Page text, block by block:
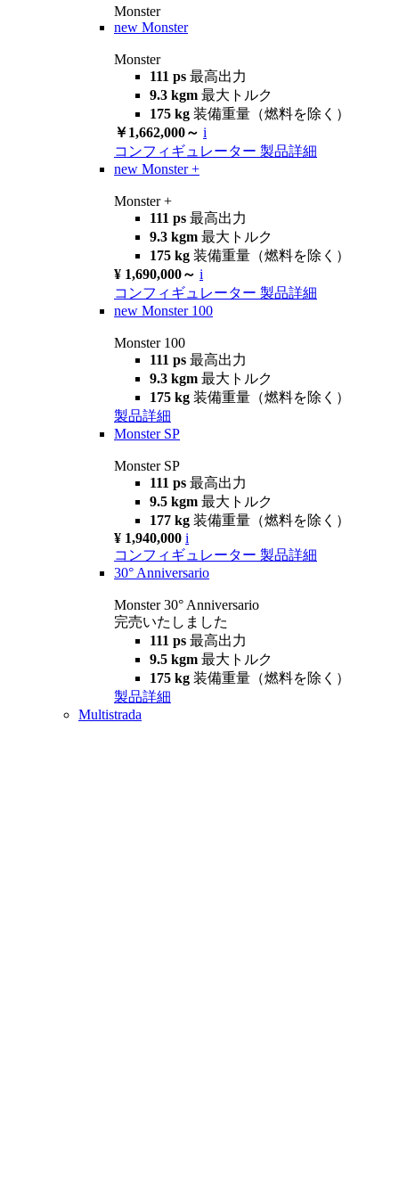
Monster
new Monster
Monster
111 ps 最高出力
9.3 kgm 最大トルク
175 kg 装備重量（燃料を除く）
￥1,662,000～ i
コンフィギュレーター 製品詳細
new Monster +
Monster +
111 ps 最高出力
9.3 kgm 最大トルク
175 kg 装備重量（燃料を除く）
¥ 1,690,000～ i
コンフィギュレーター 製品詳細
new Monster 100
Monster 100
111 ps 最高出力
9.3 kgm 最大トルク
175 kg 装備重量（燃料を除く）
製品詳細
Monster SP
Monster SP
111 ps 最高出力
9.5 kgm 最大トルク
177 kg 装備重量（燃料を除く）
¥ 1,940,000 i
コンフィギュレーター 製品詳細
30° Anniversario
Monster 30° Anniversario
完売いたしました
111 ps 最高出力
9.5 kgm 最大トルク
175 kg 装備重量（燃料を除く）
製品詳細
Multistrada